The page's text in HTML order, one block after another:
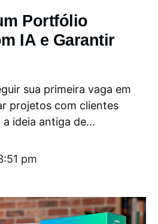
Portfólio
IA e Garantir
sua primeira vaga em
projetos com clientes
ideia antiga de...
pm